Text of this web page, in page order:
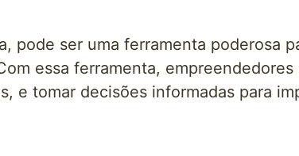
pode ser uma ferramenta poderosa
essa ferramenta, empreendedores
e tomar decisões informadas para